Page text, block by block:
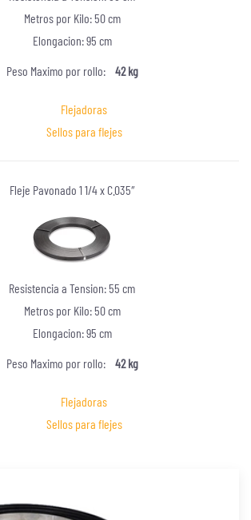
Metros por Kilo: 50 cm
Elongacion: 95 cm
Peso Maximo por rollo:
42 kg
Flejadoras
Sellos para flejes
Fleje Pavonado 1 1/4 x C.035″
Resistencia a Tension: 55 cm
Metros por Kilo: 50 cm
Elongacion: 95 cm
Peso Maximo por rollo:
42 kg
Flejadoras
Sellos para flejes